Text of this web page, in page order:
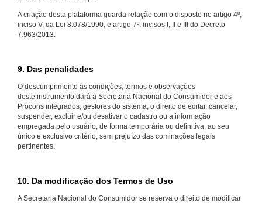
A criação desta plataforma guarda relação com o disposto no artigo 4º,
inciso V, da Lei 8.078/1990, e artigo 7º, incisos I, II e III do Decreto
7.963/2013.
9. Das penalidades
O descumprimento às condições, termos e observações
deste instrumento dará à Secretaria Nacional do Consumidor e aos
Procons integrados, gestores do sistema, o direito de editar, cancelar,
suspender, excluir e/ou desativar o cadastro ou a informação
empregada pelo usuário, de forma temporária ou definitiva, ao seu
único e exclusivo critério, sem prejuízo das cominações legais
pertinentes.
10. Da modificação dos Termos de Uso
A Secretaria Nacional do Consumidor se reserva o direito de modificar